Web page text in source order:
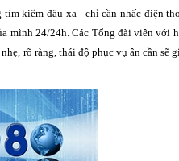
kiếm đâu xa - chỉ cần nhấc điện
mình 24/24h. Các Tổng đài viên với
rõ ràng, thái độ phục vụ ân cần sẽ